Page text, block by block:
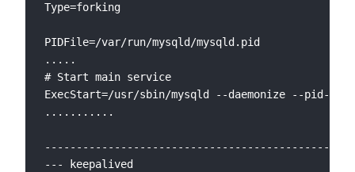
Type=forking
PIDFile=/var/run/mysqld/mysqld.pid
.....
# Start main service
ExecStart=/usr/sbin/mysqld --daemonize --pid-file=/
...........
--- keepalived